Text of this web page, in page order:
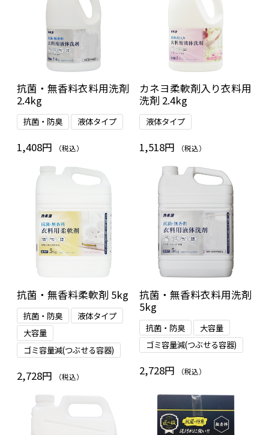
抗菌・無香料衣料用洗剤
2.4kg
抗菌・防臭 液体タイプ
1,408円 （税込）
カネヨ柔軟剤入り衣料用
洗剤 2.4kg
液体タイプ
1,518円 （税込）
抗菌・無香料柔軟剤 5kg
抗菌・防臭
液体タイプ
大容量
ゴミ容量減(つぶせる容器)
2,728円 （税込）
抗菌・無香料衣料用洗剤
5kg
抗菌・防臭
大容量
ゴミ容量減(つぶせる容器)
2,728円 （税込）